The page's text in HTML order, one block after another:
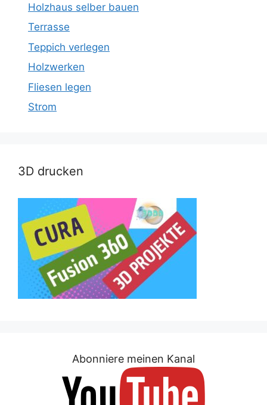
Holzhaus selber bauen
Terrasse
Teppich verlegen
Holzwerken
Fliesen legen
Strom
3D drucken
Abonniere meinen Kanal